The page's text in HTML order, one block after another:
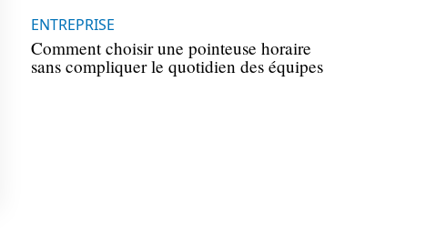
ENTREPRISE
Comment choisir une pointeuse horaire
sans compliquer le quotidien des équipes